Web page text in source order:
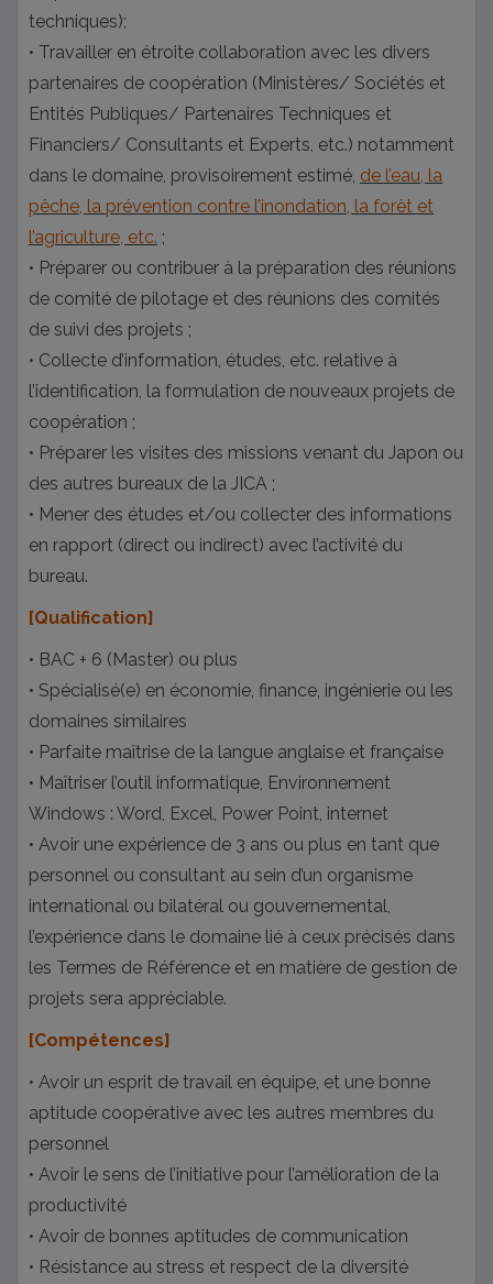
techniques);
• Travailler en étroite collaboration avec les divers
partenaires de coopération (Ministères/ Sociétés et
Entités Publiques/ Partenaires Techniques et
Financiers/ Consultants et Experts, etc.) notamment
dans le domaine, provisoirement estimé, de l’eau, la
pêche, la prévention contre l’inondation, la forêt et
l’agriculture, etc. ;
• Préparer ou contribuer à la préparation des réunions
de comité de pilotage et des réunions des comités
de suivi des projets ;
• Collecte d’information, études, etc. relative à
l’identification, la formulation de nouveaux projets de
coopération ;
• Préparer les visites des missions venant du Japon ou
des autres bureaux de la JICA ;
• Mener des études et/ou collecter des informations
en rapport (direct ou indirect) avec l’activité du
bureau.
[Qualification]
• BAC + 6 (Master) ou plus
• Spécialisé(e) en économie, finance, ingénierie ou les
domaines similaires
• Parfaite maîtrise de la langue anglaise et française
• Maîtriser l’outil informatique, Environnement
Windows : Word, Excel, Power Point, internet
• Avoir une expérience de 3 ans ou plus en tant que
personnel ou consultant au sein d’un organisme
international ou bilatéral ou gouvernemental,
l’expérience dans le domaine lié à ceux précisés dans
les Termes de Référence et en matière de gestion de
projets sera appréciable.
[Compétences]
• Avoir un esprit de travail en équipe, et une bonne
aptitude coopérative avec les autres membres du
personnel
• Avoir le sens de l’initiative pour l’amélioration de la
productivité
• Avoir de bonnes aptitudes de communication
• Résistance au stress et respect de la diversité